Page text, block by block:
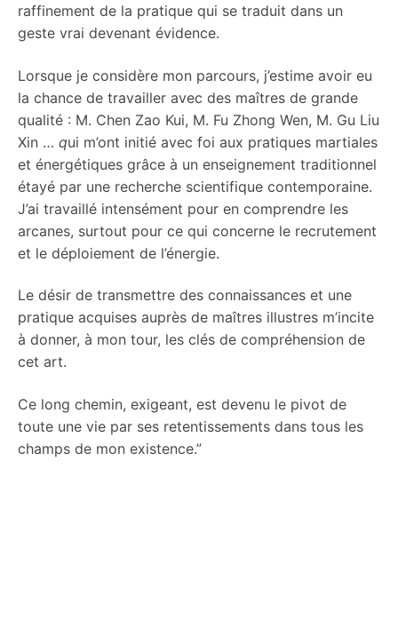
raffinement de la pratique qui se traduit dans un
geste vrai devenant évidence.
Lorsque je considère mon parcours, j’estime avoir eu
la chance de travailler avec des maîtres de grande
qualité : M. Chen Zao Kui, M. Fu Zhong Wen, M. Gu Liu
Xin … qui m’ont initié avec foi aux pratiques martiales
et énergétiques grâce à un enseignement traditionnel
étayé par une recherche scientifique contemporaine.
J’ai travaillé intensément pour en comprendre les
arcanes, surtout pour ce qui concerne le recrutement
et le déploiement de l’énergie.
Le désir de transmettre des connaissances et une
pratique acquises auprès de maîtres illustres m’incite
à donner, à mon tour, les clés de compréhension de
cet art.
Ce long chemin, exigeant, est devenu le pivot de
toute une vie par ses retentissements dans tous les
champs de mon existence.”